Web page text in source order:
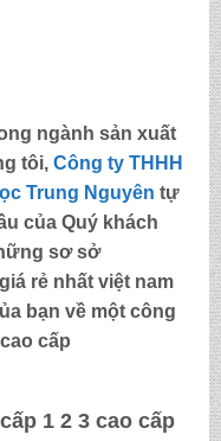
ngành sản xuất
tôi, Công ty THHH
Trung Nguyên tự
của Quý khách
sơ sở
giá rẻ nhất việt nam
bạn về một công
cấp
1 2 3 cao cấp